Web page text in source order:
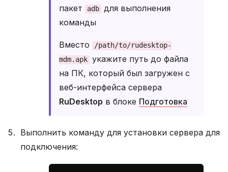
пакет adb для выполнения
команды
Вместо
/path/to/rudesktop-
mdm.apk укажите путь до файла
на ПК, который был загружен с
веб-интерфейса сервера
RuDesktop в блоке Подготовка
Выполнить команду для установки сервера для
подключения: